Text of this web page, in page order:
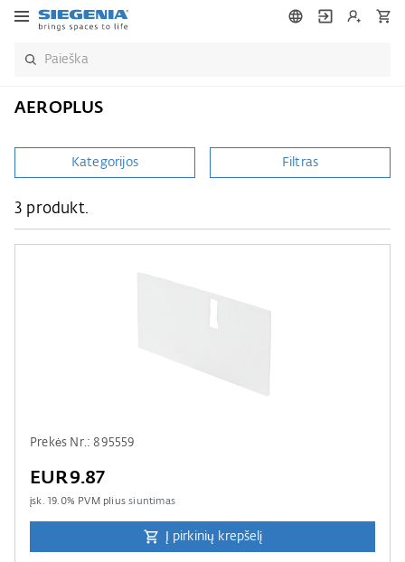
AEROPLUS
Kategorijos Filtras
3 produkt.
Prekės Nr.: 895559
EUR9.87
įsk. 19.0% PVM pliussiuntimas
Į pirkinių krepšelį